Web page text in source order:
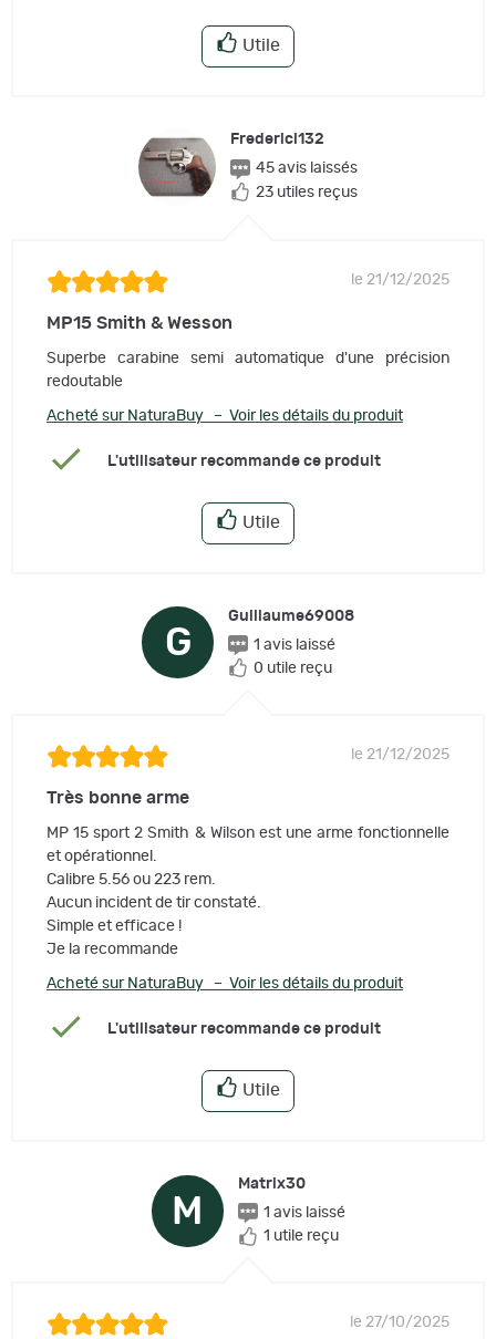
Utile
Fredericl132
45 avis laissés
23 utiles reçus
le 21/12/2025
MP15 Smith & Wesson
Superbe carabine semi automatique d'une précision
redoutable
Acheté sur NaturaBuy – Voir les détails du produit
L'utilisateur recommande ce produit
Utile
G
Guillaume69008
1 avis laissé
0 utile reçu
le 21/12/2025
Très bonne arme
MP 15 sport 2 Smith & Wilson est une arme fonctionnelle
et opérationnel.
Calibre 5.56 ou 223 rem.
Aucun incident de tir constaté.
Simple et efficace !
Je la recommande
Acheté sur NaturaBuy – Voir les détails du produit
L'utilisateur recommande ce produit
Utile
M
Matrix30
1 avis laissé
1 utile reçu
le 27/10/2025